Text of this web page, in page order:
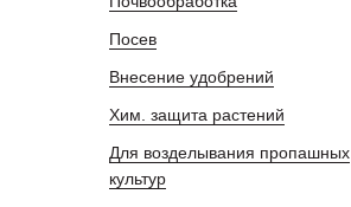
Посев
Внесение удобрений
Хим. защита растений
Для возделывания пропашных
культур